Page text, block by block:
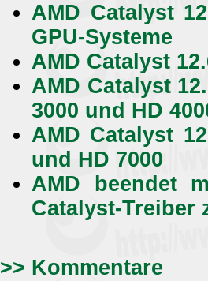
AMD Catalyst
GPU-Systeme
AMD Catalyst
AMD Catalyst
3000 und HD
AMD Catalyst
und HD 7000
AMD beendet
Catalyst-Treiber
>> Kommentare